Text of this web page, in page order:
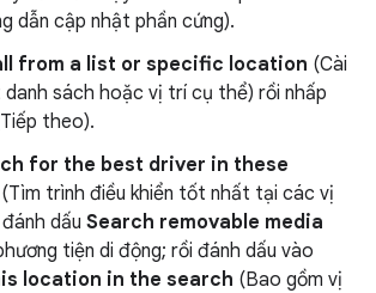
dẫn cập nhật phần cứng).
from a list or specific location (Cài
sách hoặc vị trí cụ thể) rồi nhấp
theo).
for the best driver in these
(Tìm trình điều khiển tốt nhất tại các vị
dấu Search removable media
tiện di động; rồi đánh dấu vào
location in the search (Bao gồm vị